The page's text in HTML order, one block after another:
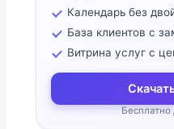
Календарь без
База клиентов с
Витрина услуг с
Бесплатно